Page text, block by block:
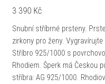
3 390 Kč
Snubní stříbrné prsteny.
zirkony pro ženy.
Stříbro 925/1000 s
Rhodiem. Šperk má Českou
stříbra: AG 925/1000.